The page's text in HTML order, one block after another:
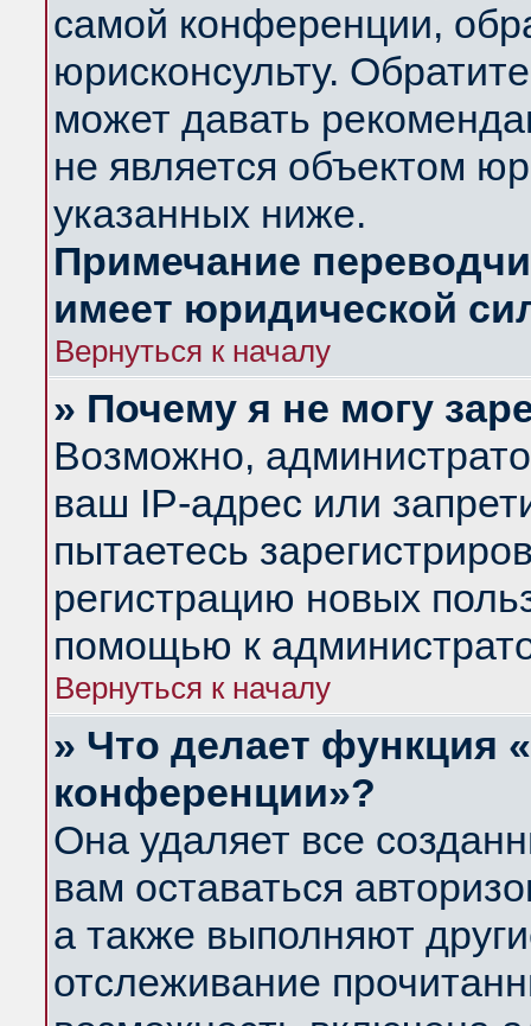
самой конференции,
юрисконсульту.
может давать
не является объектом
указанных ниже.
Примечание
имеет юридической
Вернуться к началу
» Почему я не могу
Возможно,
ваш IP-адрес или
пытаетесь
регистрацию новых
помощью к
Вернуться к началу
» Что делает функция
конференции»?
Она удаляет все
вам оставаться
а также выполняют
отслеживание